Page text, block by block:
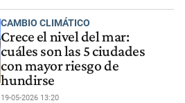
CAMBIO CLIMÁTICO
Crece el nivel del mar:
cuáles son las 5 ciudades
con mayor riesgo de
hundirse
19-05-2026 13:20